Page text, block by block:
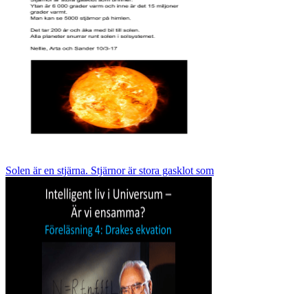
Solen är en stjärna. Stjärnor är stora gasklot som